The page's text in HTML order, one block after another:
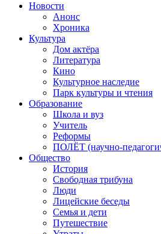
Новости
Анонс
Хроника
Культура
Дом актёра
Литература
Кино
Культурное наследие
Парк культуры и чтения
Образование
Школа и вуз
Учитель
Реформы
ПОЛЁТ (научно-
Общество
История
Свободная трибуна
Люди
Лицейские беседы
Семья и дети
Путешествие